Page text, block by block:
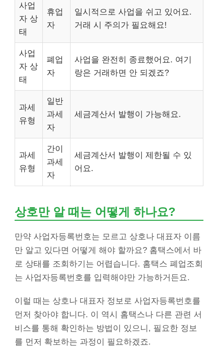
사업
자 상
태
휴업
자
일시적으로 사업을 쉬고 있어요.
거래 시 주의가 필요해요!
사업
자 상
태
폐업
자
사업을 완전히 종료했어요. 여기
랑은 거래하면 안 되겠죠?
과세
유형
일반
과세
자
세금계산서 발행이 가능해요.
과세
유형
간이
과세
자
세금계산서 발행이 제한될 수 있
어요.
상호만 알 때는 어떻게 하나요?
만약 사업자등록번호는 모르고 상호나 대표자 이름
만 알고 있다면 어떻게 해야 할까요? 홈택스에서 바
로 상태를 조회하기는 어렵습니다. 홈택스 폐업조회
는 사업자등록번호를 입력해야만 가능하거든요.
이럴 때는 상호나 대표자 정보로 사업자등록번호를
먼저 찾아야 합니다. 이 역시 홈택스나 다른 관련 서
비스를 통해 확인하는 방법이 있으니, 필요한 정보
를 먼저 확보하는 과정이 필요하겠죠.